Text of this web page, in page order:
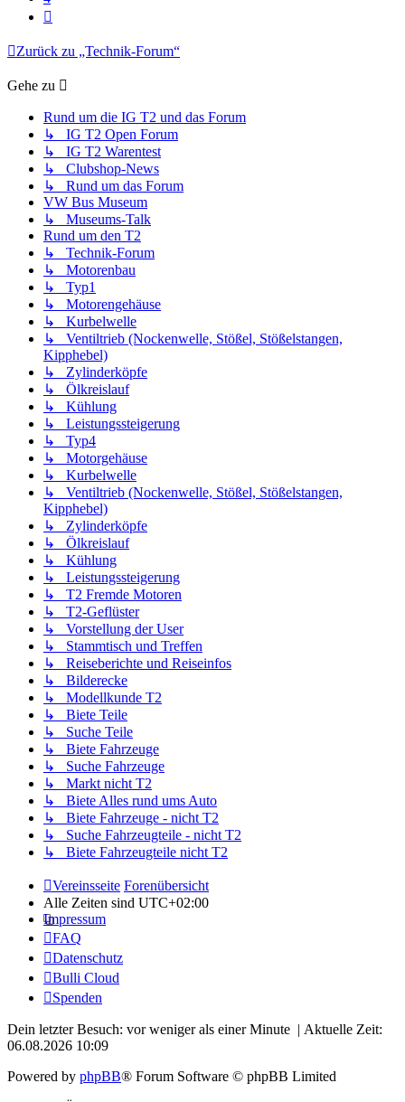
Zurück zu „Technik-Forum“
Gehe zu
Rund um die IG T2 und das Forum
↳ IG T2 Open Forum
↳ IG T2 Warentest
↳ Clubshop-News
↳ Rund um das Forum
VW Bus Museum
↳ Museums-Talk
Rund um den T2
↳ Technik-Forum
↳ Motorenbau
↳ Typ1
↳ Motorengehäuse
↳ Kurbelwelle
↳ Ventiltrieb (Nockenwelle, Stößel, Stößelstangen,
Kipphebel)
↳ Zylinderköpfe
↳ Ölkreislauf
↳ Kühlung
↳ Leistungssteigerung
↳ Typ4
↳ Motorgehäuse
↳ Kurbelwelle
↳ Ventiltrieb (Nockenwelle, Stößel, Stößelstangen,
Kipphebel)
↳ Zylinderköpfe
↳ Ölkreislauf
↳ Kühlung
↳ Leistungssteigerung
↳ T2 Fremde Motoren
↳ T2-Geflüster
↳ Vorstellung der User
↳ Stammtisch und Treffen
↳ Reiseberichte und Reiseinfos
↳ Bilderecke
↳ Modellkunde T2
↳ Biete Teile
↳ Suche Teile
↳ Biete Fahrzeuge
↳ Suche Fahrzeuge
↳ Markt nicht T2
↳ Biete Alles rund ums Auto
↳ Biete Fahrzeuge - nicht T2
↳ Suche Fahrzeugteile - nicht T2
↳ Biete Fahrzeugteile nicht T2
Vereinsseite Forenübersicht
Alle Zeiten sind UTC+02:00
Impressum
FAQ
Datenschutz
Bulli Cloud
Spenden
Dein letzter Besuch: vor weniger als einer Minute | Aktuelle Zeit:
06.08.2026 10:09
Powered by phpBB® Forum Software © phpBB Limited